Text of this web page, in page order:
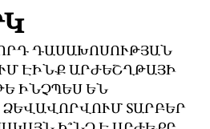
ԴԱՍԱԽՈՍՈՒԹՅԱՆ
ԷԻՆՔ ԱՐԺԵՇՂԹԱՅԻ
ԻՆՉՊԵՍ ԵՆ
ՏԱՐԲԵՐ